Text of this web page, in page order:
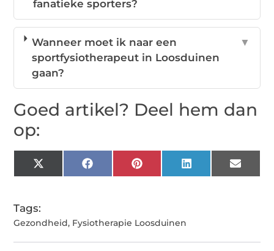
fanatieke sporters?
Wanneer moet ik naar een
sportfysiotherapeut in Loosduinen
gaan?
▼
Goed artikel? Deel hem dan
op:
X
(Twitter)
FacebookPinterestLinkedIn Email
Tags:
Gezondheid, Fysiotherapie Loosduinen